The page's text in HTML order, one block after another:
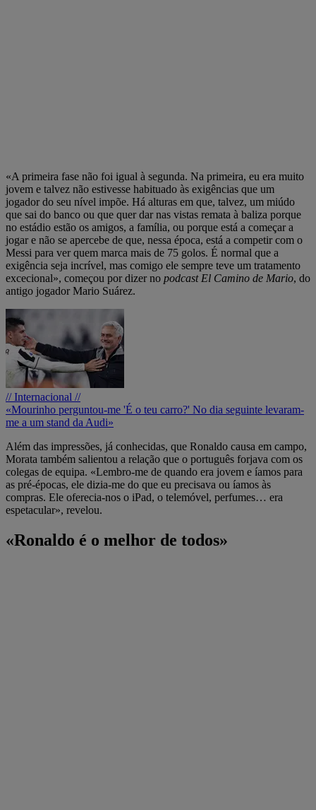
«A primeira fase não foi igual à segunda. Na primeira, eu era muito
jovem e talvez não estivesse habituado às exigências que um
jogador do seu nível impõe. Há alturas em que, talvez, um miúdo
que sai do banco ou que quer dar nas vistas remata à baliza porque
no estádio estão os amigos, a família, ou porque está a começar a
jogar e não se apercebe de que, nessa época, está a competir com o
Messi para ver quem marca mais de 75 golos. É normal que a
exigência seja incrível, mas comigo ele sempre teve um tratamento
excecional», começou por dizer no podcast El Camino de Mario, do
antigo jogador Mario Suárez.
// Internacional //
«Mourinho perguntou-me 'É o teu carro?' No dia seguinte levaram-
me a um stand da Audi»
Além das impressões, já conhecidas, que Ronaldo causa em campo,
Morata também salientou a relação que o português forjava com os
colegas de equipa. «Lembro-me de quando era jovem e íamos para
as pré-épocas, ele dizia-me do que eu precisava ou íamos às
compras. Ele oferecia-nos o iPad, o telemóvel, perfumes… era
espetacular», revelou.
«Ronaldo é o melhor de todos»